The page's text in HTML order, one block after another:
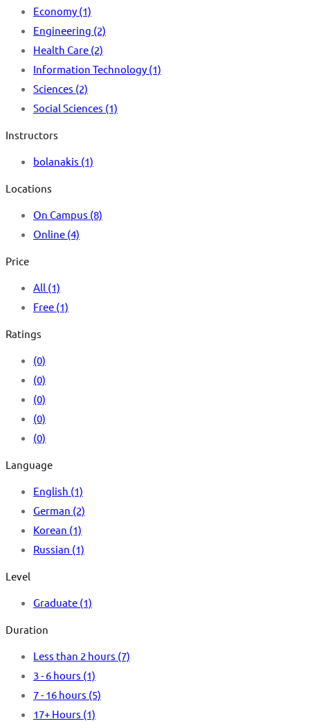
Economy (1)
Engineering (2)
Health Care (2)
Information Technology (1)
Sciences (2)
Social Sciences (1)
Instructors
bolanakis (1)
Locations
On Campus (8)
Online (4)
Price
All (1)
Free (1)
Ratings
(0)
(0)
(0)
(0)
(0)
Language
English (1)
German (2)
Korean (1)
Russian (1)
Level
Graduate (1)
Duration
Less than 2 hours (7)
3 - 6 hours (1)
7 - 16 hours (5)
17+ Hours (1)